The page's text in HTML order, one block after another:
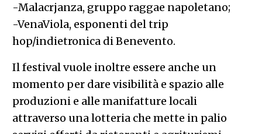
-Malacrjanza, gruppo raggae napoletano;
-VenaViola, esponenti del trip
hop/indietronica di Benevento.
Il festival vuole inoltre essere anche un
momento per dare visibilità e spazio alle
produzioni e alle manifatture locali
attraverso una lotteria che mette in palio